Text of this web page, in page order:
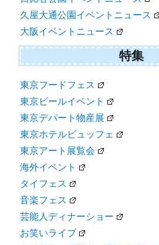
久屋大通公園イベントニュース
大阪イベントニュース
特集
東京フードフェス
東京ビールイベント
東京デパート物産展
東京ホテルビュッフェ
東京アート展覧会
海外イベント
タイフェス
音楽フェス
芸能人ディナーショー
お笑いライブ